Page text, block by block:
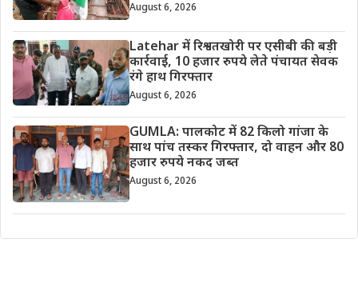
August 6, 2026
Latehar में रिश्वतखोरी पर एसीबी की बड़ी
कार्रवाई, 10 हजार रुपये लेते पंचायत सेवक
रंगे हाथ गिरफ्तार
August 6, 2026
GUMLA: पालकोट में 82 किलो गांजा के
साथ पांच तस्कर गिरफ्तार, दो वाहन और 80
हजार रुपये नकद जब्त
August 6, 2026